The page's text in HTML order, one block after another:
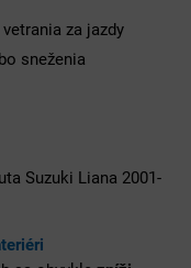
za jazdy
sneženia
Suzuki Liana 2001-